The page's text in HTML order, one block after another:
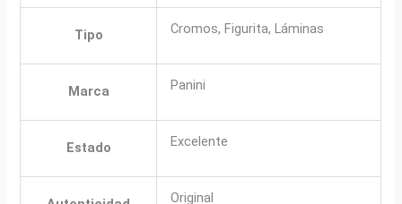
Tipo Cromos, Figurita, Láminas
Marca Panini
Estado Excelente
Original